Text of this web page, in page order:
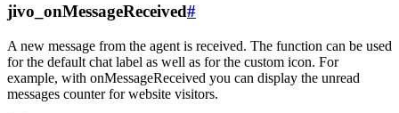
jivo_onMessageReceived#
A new message from the agent is received. The function can be used
for the default chat label as well as for the custom icon. For
example, with onMessageReceived you can display the unread
messages counter for website visitors.